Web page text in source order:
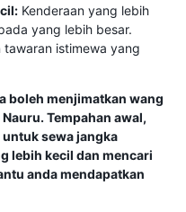
Kenderaan yang lebih
yang lebih besar.
tawaran istimewa yang
boleh menjimatkan wang
Tempahan awal,
sewa jangka
lebih kecil dan mencari
anda mendapatkan